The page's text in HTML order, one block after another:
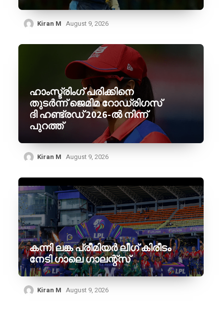
Kiran M August 9, 2026
ഹാംസ്ട്രിംഗ് പരിക്കിനെ
തുടർന്ന് ജെമിമ റോഡ്രിഗസ്
ദി ഹണ്ട്രഡ് 2026-ൽ നിന്ന്
പുറത്ത്
Kiran M August 9, 2026
കന്നി ലങ്ക പ്രീമിയർ ലീഗ് കിരീടം
നേടി ഗാലെ ഗാലന്റ്‌സ്
Kiran M August 9, 2026